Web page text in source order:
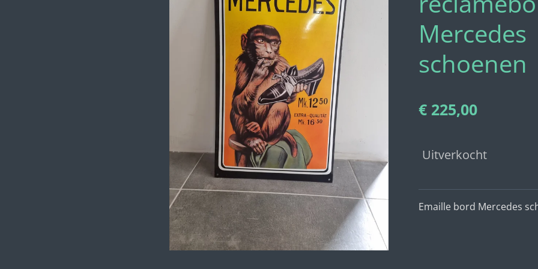
Mercedes
schoenen
€ 225,00
Uitverkocht
Emaille bord Mercedes